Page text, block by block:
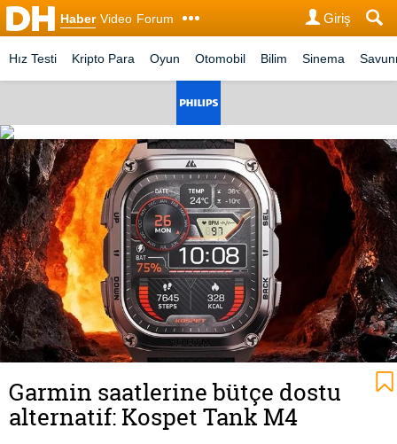
Haber Video Forum Giriş
Hız Testi Kripto Para Oyun Otomobil Bilim Sinema
Garmin saatlerine bütçe dostu
alternatif: Kospet Tank M4